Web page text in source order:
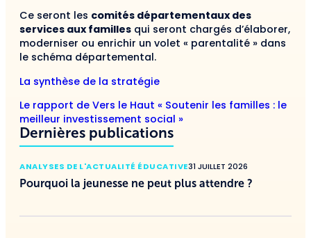
Ce seront les comités départementaux des
services aux familles qui seront chargés d’élaborer,
moderniser ou enrichir un volet « parentalité » dans
le schéma départemental.
La synthèse de la stratégie
Le rapport de Vers le Haut « Soutenir les familles : le
meilleur investissement social »
Dernières publications
ANALYSES DE L'ACTUALITÉ ÉDUCATIVE31 JUILLET 2026
Pourquoi la jeunesse ne peut plus attendre ?